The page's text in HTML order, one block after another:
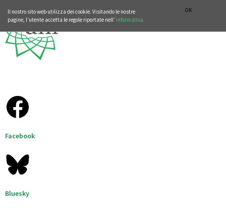
OK
Il nostro sito web utilizza dei cookie. Visitando le nostre
pagine, l’utente accetta le regole riportate nell’ informativa.
Facebook
Bluesky